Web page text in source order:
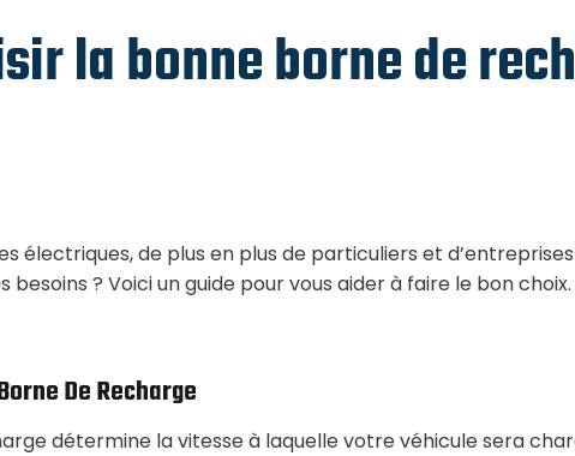
la bonne borne de
électriques, de plus en plus de particuliers et
? Voici un guide pour vous aider à faire le bon choix.
De Recharge
détermine la vitesse à laquelle votre véhicule sera